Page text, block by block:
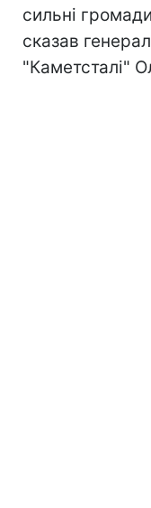
сильні
сказав
"Каметсталі"